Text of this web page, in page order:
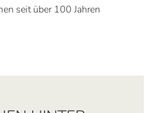
seit über 100 Jahren